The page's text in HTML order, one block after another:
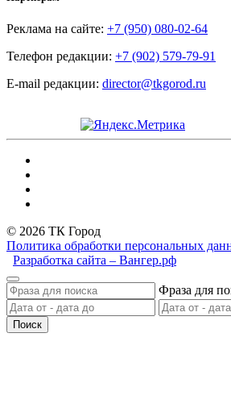
Реклама на сайте: +7 (950) 080-02-64
Телефон редакции: +7 (902) 579-79-91
E-mail редакции: director@tkgorod.ru
© 2026 ТК Город
Политика обработки персональных
Разработка сайта – Вангер.рф
Фраза для
Поиск